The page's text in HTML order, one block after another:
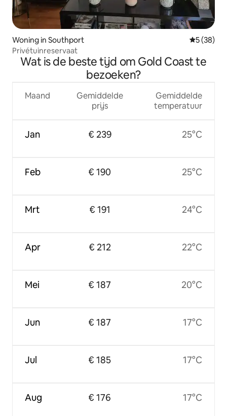
Woning in Southport
5 (38)
Privétuinreservaat
Wat is de beste tijd om Gold Coast te
bezoeken?
Maand
Jan
Feb
Mrt
Apr
Mei
Jun
Jul
Aug
Gemiddelde
prijs
€ 239
€ 190
€ 191
€ 212
€ 187
€ 187
€ 185
€ 176
Gemiddelde
temperatuur
25°C
25°C
24°C
22°C
20°C
17°C
17°C
17°C